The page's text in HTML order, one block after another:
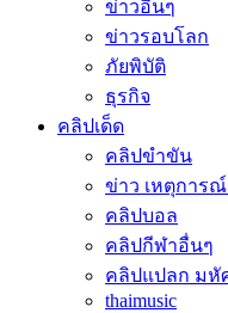
ข่าวอื่นๆ
ข่าวรอบโลก
ภัยพิบัติ
ธุรกิจ
คลิปเด็ด
คลิปขำขัน
ข่าว เหตุการณ์
คลิปบอล
คลิปกีฬาอื่นๆ
คลิปแปลก มหั
thaimusic